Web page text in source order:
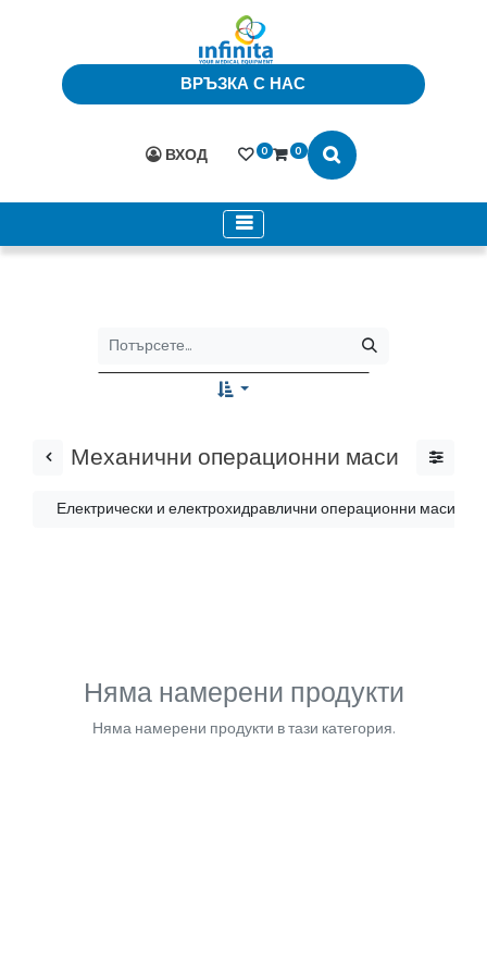
ВРЪЗКА С НАС
ВХОД 0 0
Механични операционни маси
Електрически и електрохидравлични операционни маси
Няма намерени продукти
Няма намерени продукти в тази категория.